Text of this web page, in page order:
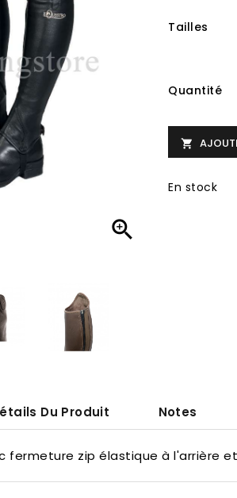

Tailles
Quantité

En stock
Du Produit Notes
fermeture zip élastique à l'arrière